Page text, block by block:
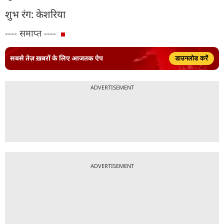
शुभ रंग: केशरिया
---- समाप्त ----
सबसे तेज़ ख़बरों के लिए आजतक ऐप डाउनलोड करें
ADVERTISEMENT
ADVERTISEMENT